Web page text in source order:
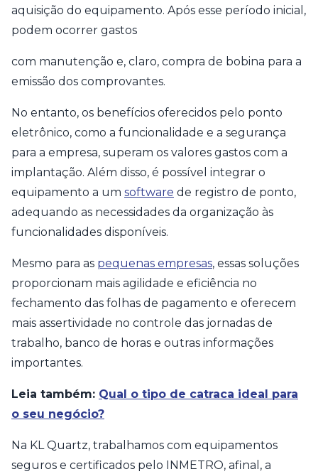
aquisição do equipamento. Após esse período inicial,
podem ocorrer gastos
com manutenção e, claro, compra de bobina para a
emissão dos comprovantes.
No entanto, os benefícios oferecidos pelo ponto
eletrônico, como a funcionalidade e a segurança
para a empresa, superam os valores gastos com a
implantação. Além disso, é possível integrar o
equipamento a um software de registro de ponto,
adequando as necessidades da organização às
funcionalidades disponíveis.
Mesmo para as pequenas empresas, essas soluções
proporcionam mais agilidade e eficiência no
fechamento das folhas de pagamento e oferecem
mais assertividade no controle das jornadas de
trabalho, banco de horas e outras informações
importantes.
Leia também: Qual o tipo de catraca ideal para
o seu negócio?
Na KL Quartz, trabalhamos com equipamentos
seguros e certificados pelo INMETRO, afinal, a